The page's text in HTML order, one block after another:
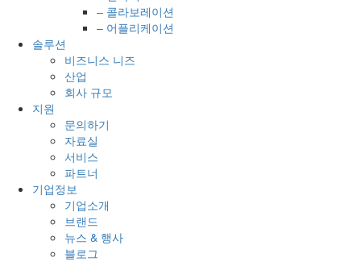
– 콜라보레이션
– 어플리케이션
솔루션
비즈니스 니즈
산업
회사 규모
지원
문의하기
자료실
서비스
파트너
기업정보
기업소개
브랜드
뉴스 & 행사
블로그